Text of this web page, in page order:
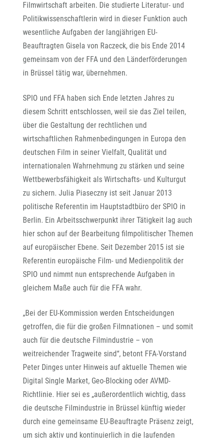
Filmwirtschaft arbeiten. Die studierte Literatur- und
Politikwissenschaftlerin wird in dieser Funktion auch
wesentliche Aufgaben der langjährigen EU-
Beauftragten Gisela von Raczeck, die bis Ende 2014
gemeinsam von der FFA und den Länderförderungen
in Brüssel tätig war, übernehmen.
SPIO und FFA haben sich Ende letzten Jahres zu
diesem Schritt entschlossen, weil sie das Ziel teilen,
über die Gestaltung der rechtlichen und
wirtschaftlichen Rahmenbedingungen in Europa den
deutschen Film in seiner Vielfalt, Qualität und
internationalen Wahrnehmung zu stärken und seine
Wettbewerbsfähigkeit als Wirtschafts- und Kulturgut
zu sichern. Julia Piaseczny ist seit Januar 2013
politische Referentin im Hauptstadtbüro der SPIO in
Berlin. Ein Arbeitsschwerpunkt ihrer Tätigkeit lag auch
hier schon auf der Bearbeitung filmpolitischer Themen
auf europäischer Ebene. Seit Dezember 2015 ist sie
Referentin europäische Film- und Medienpolitik der
SPIO und nimmt nun entsprechende Aufgaben in
gleichem Maße auch für die FFA wahr.
„Bei der EU-Kommission werden Entscheidungen
getroffen, die für die großen Filmnationen – und somit
auch für die deutsche Filmindustrie – von
weitreichender Tragweite sind“, betont FFA-Vorstand
Peter Dinges unter Hinweis auf aktuelle Themen wie
Digital Single Market, Geo-Blocking oder AVMD-
Richtlinie. Hier sei es „außerordentlich wichtig, dass
die deutsche Filmindustrie in Brüssel künftig wieder
durch eine gemeinsame EU-Beauftragte Präsenz zeigt,
um sich aktiv und kontinuierlich in die laufenden